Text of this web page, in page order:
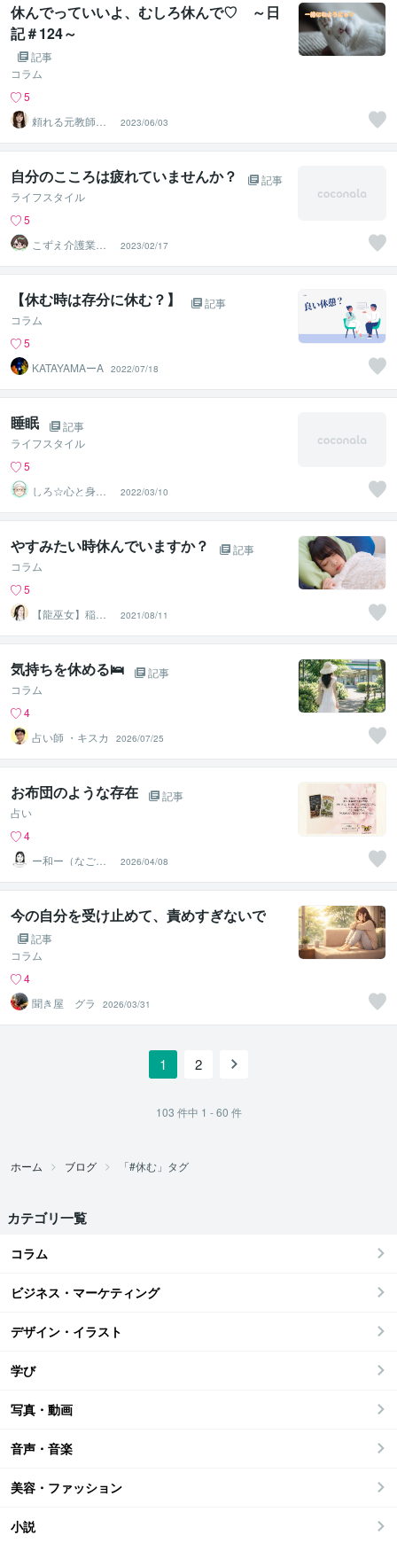
休んでっていいよ、むしろ休んで♡ ～日
記＃124～
記事
コラム
5
頼れる元教師✨
そら✨寄り添い
人
2023/06/03
自分のこころは疲れていませんか？
記事
ライフスタイル
5
こずえ介護業界1
8年＆現役ケアマ
ネ
2023/02/17
【休む時は存分に休む？】
記事
コラム
5
KATAYAMAーA 2022/07/18
睡眠
記事
ライフスタイル
5
しろ☆心と身体
のお悩みトーク
ルーム
2022/03/10
やすみたい時休んでいますか？
記事
コラム
5
【龍巫女】稲葉
直美
2021/08/11
気持ちを休める🛌
記事
コラム
4
占い師 ・キスカ
2026/07/25
お布団のような存在
記事
占い
4
ー和ー（なご
み）
2026/04/08
今の自分を受け止めて、責めすぎないで
記事
コラム
4
聞き屋 グラ
2026/03/31
1 2
103 件中 1 - 60 件
ホーム ブログ 「#休む」タグ
カテゴリ一覧
コラム
ビジネス・マーケティング
デザイン・イラスト
学び
写真・動画
音声・音楽
美容・ファッション
小説